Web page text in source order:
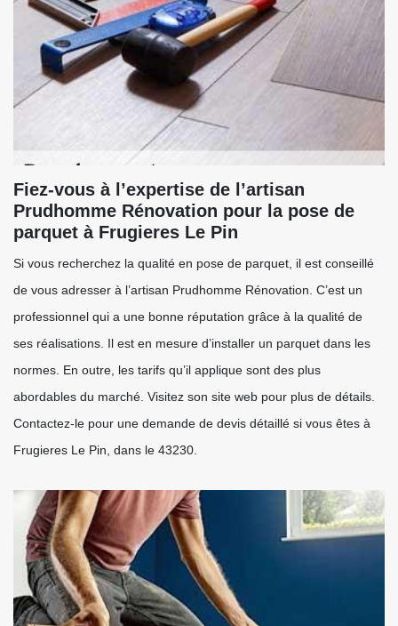
Fiez-vous à l’expertise de l’artisan
Prudhomme Rénovation pour la pose de
parquet à Frugieres Le Pin
Si vous recherchez la qualité en pose de parquet, il est conseillé
de vous adresser à l’artisan Prudhomme Rénovation. C’est un
professionnel qui a une bonne réputation grâce à la qualité de
ses réalisations. Il est en mesure d’installer un parquet dans les
normes. En outre, les tarifs qu’il applique sont des plus
abordables du marché. Visitez son site web pour plus de détails.
Contactez-le pour une demande de devis détaillé si vous êtes à
Frugieres Le Pin, dans le 43230.